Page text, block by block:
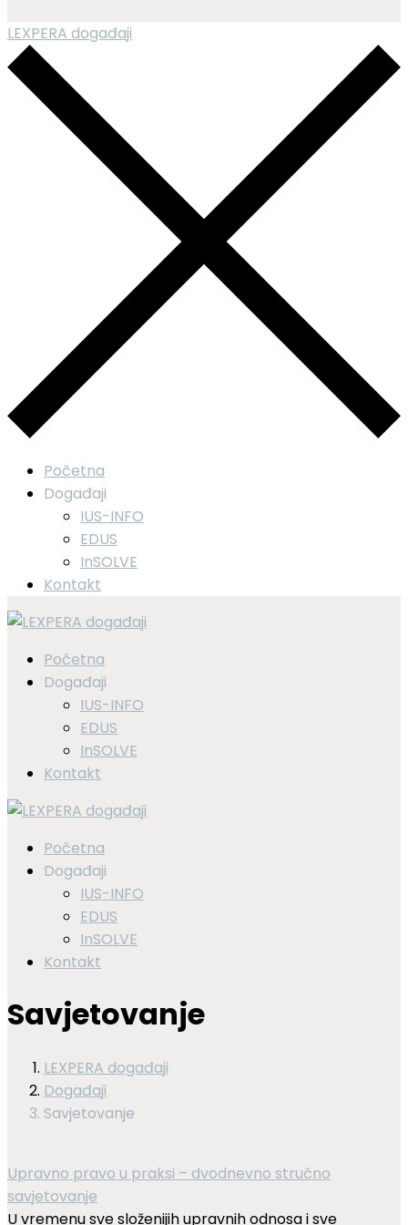
LEXPERA događaji
Početna
Događaji
IUS-INFO
EDUS
InSOLVE
Kontakt
Početna
Događaji
IUS-INFO
EDUS
InSOLVE
Kontakt
Početna
Događaji
IUS-INFO
EDUS
InSOLVE
Kontakt
Savjetovanje
LEXPERA događaji
Događaji
Savjetovanje
Upravno pravo u praksi – dvodnevno stručno
savjetovanje
U vremenu sve složenijih upravnih odnosa i sve